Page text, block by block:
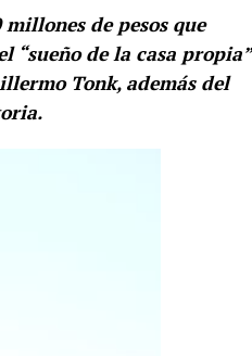
de pesos que
“sueño de la casa propia”
Tonk, además del